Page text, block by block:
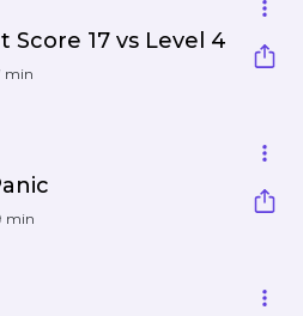
Score 17 vs Level 4
min
min